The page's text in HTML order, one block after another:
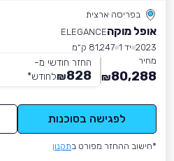
בפריסה ארצית
אופל מוקהELEGANCE
2023 יד 1
81,247 ק״מ
מחיר
80,288
₪
החזר חודשי מ-
828
₪לחודש*
לפגישה בסוכנות
*חישוב ההחזר מפורט בתקנון